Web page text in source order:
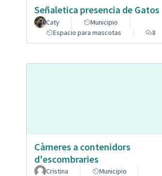
Señaletica presencia de Gatos
Caty
Municipio
Espacio para mascotas
8
Càmeres a contenidors
d'escombraries
Cristina
Municipio